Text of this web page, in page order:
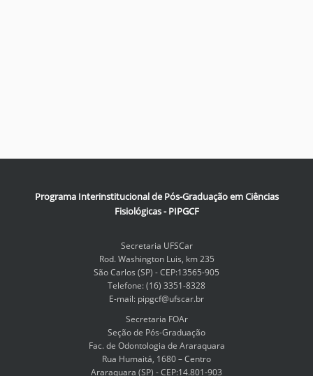
Programa Interinstitucional de Pós-Graduação em Ciências
Fisiológicas - PIPGCF
Secretaria UFSCar
Rod. Washington Luis, km 235
São Carlos (SP) - CEP:13565-905
Telefone: (16) 3351-8328
E-mail: pipgcf@ufscar.br
Secretaria FOAr
Seção de Pós-Graduação
Fac. de Odontologia de Araraquara
Rua Humaitá, 1680 – Centro
Araraquara (SP) - CEP:14.801-903